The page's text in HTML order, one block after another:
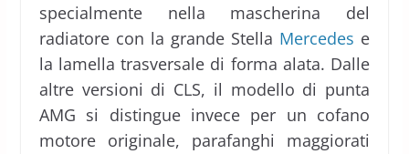
specialmente nella mascherina del
radiatore con la grande Stella Mercedes e
la lamella trasversale di forma alata. Dalle
altre versioni di CLS, il modello di punta
AMG si distingue invece per un cofano
motore originale, parafanghi maggiorati